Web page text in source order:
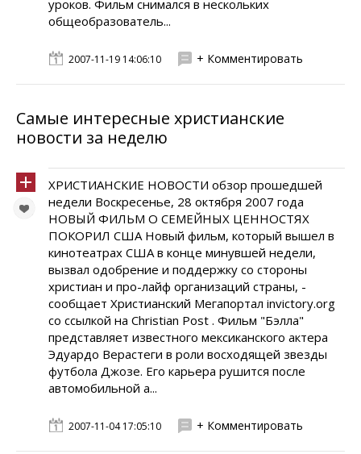
уроков. Фильм снимался в нескольких
общеобразователь...
2007-11-19 14:06:10 + Комментировать
Самые интересные христианские
новости за неделю
ХРИСТИАНСКИЕ НОВОСТИ обзор прошедшей
недели Воскресенье, 28 октября 2007 года
НОВЫЙ ФИЛЬМ О СЕМЕЙHЫХ ЦЕHHОСТЯХ
ПОКОРИЛ США Новый фильм, который вышел в
кинотеатрах США в конце минувшей недели,
вызвал одобрение и поддержку со стороны
христиан и про-лайф организаций страны, -
сообщает Христианский Мегапортал invictory.org
со ссылкой на Christian Post . Фильм "Бэлла"
представляет известного мексиканского актера
Эдуардо Верастеги в роли восходящей звезды
футбола Джозе. Его карьера рушится после
автомобильной а...
2007-11-04 17:05:10 + Комментировать